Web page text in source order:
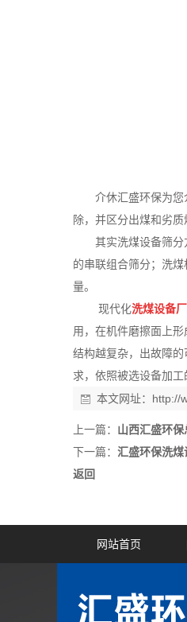
介休汇盛环保为您
除，并区分出煤和劣
其实洗煤设备筛
的串联组合筛分；洗
量。
现代化洗煤设备
用，在机件磨擦面上
结构越复杂，出故障
求，依照被选设备加
本文网址： http://
上一篇： 山西汇盛环保
下一篇： 汇盛环保洗煤
返回
网站首页